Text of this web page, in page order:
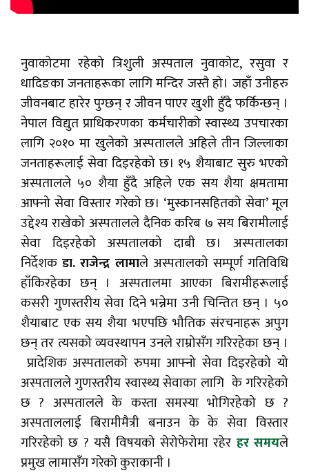
नुवाकोटमा रहेको त्रिशुली अस्पताल नुवाकोट, रसुवा र
धादिङका जनताहरूका लागि मन्दिर जस्तै हो। जहाँ उनीहरु
जीवनबाट हारेर पुग्छन् र जीवन पाएर खुशी हुँदै फर्किन्छन् ।
नेपाल विद्युत प्राधिकरणका कर्मचारीको स्वास्थ्य उपचारका
लागि २०१० मा खुलेको अस्पतालले अहिले तीन जिल्लाका
जनताहरूलाई सेवा दिइरहेको छ। १५ शैयाबाट सुरु भएको
अस्पतालले ५० शैया हुँदै अहिले एक सय शैया क्षमतामा
आफ्नो सेवा विस्तार गरेको छ। ‘मुस्कानसहितको सेवा’ मूल
उद्देश्य राखेको अस्पतालले दैनिक करिब ७ सय बिरामीलाई
सेवा दिइरहेको अस्पतालको दाबी छ। अस्पतालका
निर्देशकडा. राजेन्द्र लामाले अस्पतालको सम्पूर्ण गतिविधि
हाँकिरहेका छन् । अस्पतालमा आएका बिरामीहरूलाई
कसरी गुणस्तरीय सेवा दिने भन्नेमा उनी चिन्तित छन् । ५०
शैयाबाट एक सय शैया भएपछि भौतिक संरचनाहरू अपुग
छन् तर त्यसको व्यवस्थापन उनले राम्रोसँग गरिरहेका छन् ।
प्रादेशिक अस्पतालको रुपमा आफ्नो सेवा दिइरहेको यो
अस्पतालले गुणस्तरीय स्वास्थ्य सेवाका लागि के गरिरहेको
छ ? अस्पतालले के कस्ता समस्या भोगिरहेको छ ?
अस्पताललाई बिरामीमैत्री बनाउन के के सेवा विस्तार
गरिरहेको छ ? यसै विषयको सेरोफेरोमा रहेर हर समयले
प्रमुख लामासँग गरेको कुराकानी ।